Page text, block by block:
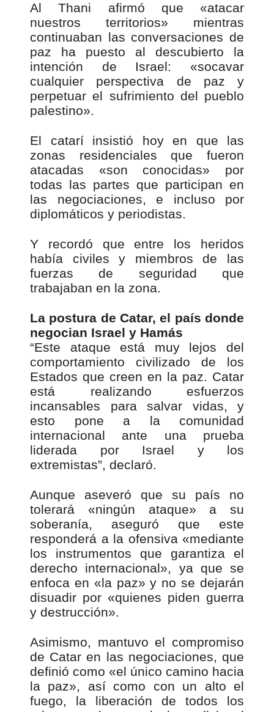
Al Thani afirmó que «atacar
nuestros territorios» mientras
continuaban las conversaciones de
paz ha puesto al descubierto la
intención de Israel: «socavar
cualquier perspectiva de paz y
perpetuar el sufrimiento del pueblo
palestino».
El catarí insistió hoy en que las
zonas residenciales que fueron
atacadas «son conocidas» por
todas las partes que participan en
las negociaciones, e incluso por
diplomáticos y periodistas.
Y recordó que entre los heridos
había civiles y miembros de las
fuerzas de seguridad que
trabajaban en la zona.
La postura de Catar, el país donde
negocian Israel y Hamás
“Este ataque está muy lejos del
comportamiento civilizado de los
Estados que creen en la paz. Catar
está realizando esfuerzos
incansables para salvar vidas, y
esto pone a la comunidad
internacional ante una prueba
liderada por Israel y los
extremistas”, declaró.
Aunque aseveró que su país no
tolerará «ningún ataque» a su
soberanía, aseguró que este
responderá a la ofensiva «mediante
los instrumentos que garantiza el
derecho internacional», ya que se
enfoca en «la paz» y no se dejarán
disuadir por «quienes piden guerra
y destrucción».
Asimismo, mantuvo el compromiso
de Catar en las negociaciones, que
definió como «el único camino hacia
la paz», así como con un alto el
fuego, la liberación de todos los